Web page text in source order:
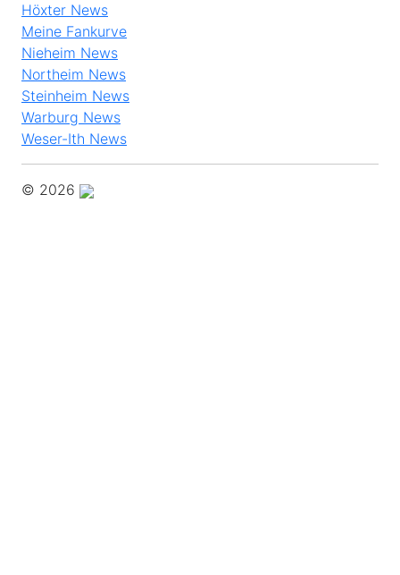
Höxter News
Meine Fankurve
Nieheim News
Northeim News
Steinheim News
Warburg News
Weser-Ith News
© 2026